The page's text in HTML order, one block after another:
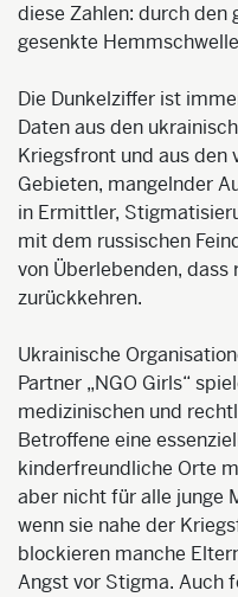
diese Zahlen: durch
gesenkte
Die Dunkelziffer ist
Daten aus den
Kriegsfront und aus den
Gebieten, mangelnder
in Ermittler,
mit dem russischen
von Überlebenden,
zurückkehren.
Ukrainische
Partner „NGO Girls“
medizinischen und
Betroffene eine
kinderfreundliche Orte
aber nicht für alle junge
wenn sie nahe der
blockieren manche
Angst vor Stigma. Auch